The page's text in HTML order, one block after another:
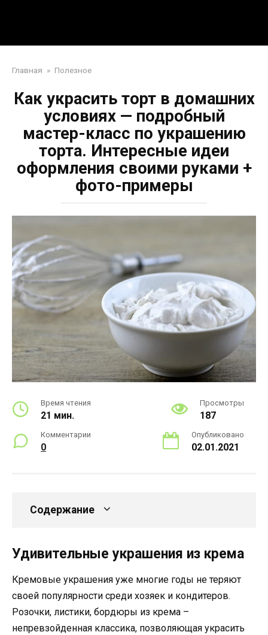
Главная » Полезное
Как украсить торт в домашних
условиях — подробный
мастер-класс по украшению
торта. Интересные идеи
оформления своими руками +
фото-примеры
Время чтения
21 мин.
Просмотры
187
Комментарии
0
Опубликовано
02.01.2021
Содержание
Удивительные украшения из крема
Кремовые украшения уже многие годы не теряют
своей популярности среди хозяек и кондитеров.
Розочки, листики, бордюры из крема –
непревзойденная классика, позволяющая украсить